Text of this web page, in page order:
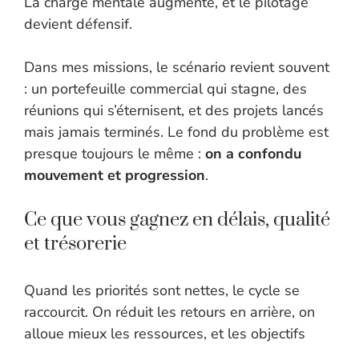
devient défensif.
Dans mes missions, le scénario revient souvent
: un portefeuille commercial qui stagne, des
réunions qui s’éternisent, et des projets lancés
mais jamais terminés. Le fond du problème est
presque toujours le même : on a confondu
mouvement et progression.
Ce que vous gagnez en délais, qualité
et trésorerie
Quand les priorités sont nettes, le cycle se
raccourcit. On réduit les retours en arrière, on
alloue mieux les ressources, et les objectifs